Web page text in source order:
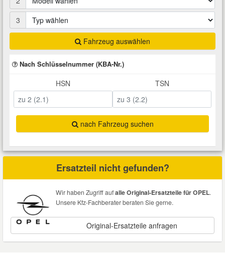
3
Fahrzeug auswählen
Nach Schlüsselnummer (KBA-Nr.)
HSN TSN
nach Fahrzeug suchen
Ersatzteil nicht gefunden?
Wir haben Zugriff aufalle Original-Ersatzteile für OPEL.
Unsere Kfz-Fachberater beraten Sie gerne.
Original-Ersatzteile anfragen
Heizung und Klimaanlage
Kraftstoffsystem
Kühlung
Lenkung
Innenausstattung
Karosserieteile
Räder und Reifen
Riementrieb
Montage
Rostlöser
Scheibenkleber
Schmiermittel
Total Motoröle
Druckluft Werkzeuge
Fahrwerk Werkzeuge
Halterung Abgasstrang
Handwerkzeuge
Kfz Spezialwerkzeuge
Leitungsverbinder
Motortechnik Werkzeuge
Prüf- und Messwerkzeuge
Reparatur-Zubehör
Glühlampen
Kofferraumwanne
Ladetechnik für Elektroautos
Marderschutz
Nachrüstwischer
Pannenhilfe
Reifen Zubehör
Schlüsselgehäuse
VW Ersatzteile
Abarth Ersatzteile
Alfa Romeo Ersatzteile
Audi Ersatzteile
BMW Ersatzteile
Chevrolet Ersatzteile
Cupra Ersatzteile
Daewoo Ersatzteile